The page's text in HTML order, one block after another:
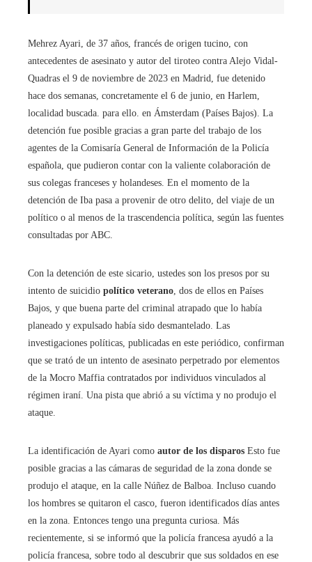
Mehrez Ayari, de 37 años, francés de origen tucino, con
antecedentes de asesinato y autor del tiroteo contra Alejo Vidal-
Quadras el 9 de noviembre de 2023 en Madrid, fue detenido
hace dos semanas, concretamente el 6 de junio, en Harlem,
localidad buscada. para ello. en Ámsterdam (Países Bajos). La
detención fue posible gracias a gran parte del trabajo de los
agentes de la Comisaría General de Información de la Policía
española, que pudieron contar con la valiente colaboración de
sus colegas franceses y holandeses. En el momento de la
detención de Iba pasa a provenir de otro delito, del viaje de un
político o al menos de la trascendencia política, según las fuentes
consultadas por ABC.
Con la detención de este sicario, ustedes son los presos por su
intento de suicidio político veterano, dos de ellos en Países
Bajos, y que buena parte del criminal atrapado que lo había
planeado y expulsado había sido desmantelado. Las
investigaciones políticas, publicadas en este periódico, confirman
que se trató de un intento de asesinato perpetrado por elementos
de la Mocro Maffia contratados por individuos vinculados al
régimen iraní. Una pista que abrió a su víctima y no produjo el
ataque.
La identificación de Ayari como autor de los disparos Esto fue
posible gracias a las cámaras de seguridad de la zona donde se
produjo el ataque, en la calle Núñez de Balboa. Incluso cuando
los hombres se quitaron el casco, fueron identificados días antes
en la zona. Entonces tengo una pregunta curiosa. Más
recientemente, si se informó que la policía francesa ayudó a la
policía francesa, sobre todo al descubrir que sus soldados en ese